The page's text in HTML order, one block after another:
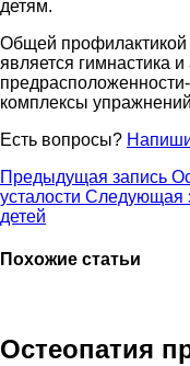
детям.
Общей профилактикой
является гимнастика
комплексы
Есть вопросы?
Предыдущая запись
усталости Следующая
детей
Похожие статьи
Остеопатия